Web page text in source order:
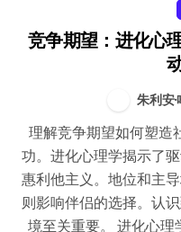
竞争期望：进化心
朱利安
理解竞争期望如何塑造社会互动可以增强个人和职业成
功。进化心理学揭示了
惠利他主义。地位和主
则影响伴侣的选择。认
境至关重要。 进化心